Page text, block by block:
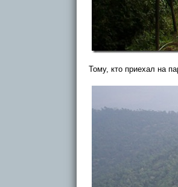
Тому, кто приехал на